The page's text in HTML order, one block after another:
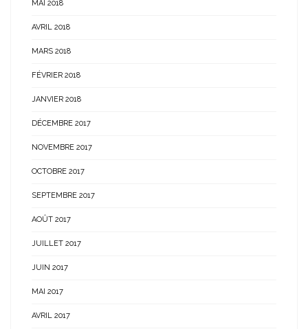
MAI 2018
AVRIL 2018
MARS 2018
FÉVRIER 2018
JANVIER 2018
DÉCEMBRE 2017
NOVEMBRE 2017
OCTOBRE 2017
SEPTEMBRE 2017
AOÛT 2017
JUILLET 2017
JUIN 2017
MAI 2017
AVRIL 2017